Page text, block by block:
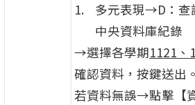
多元表現→D：查
中央資料庫紀錄
→選擇各學期1121 、
確認資料，按鍵送出。
若資料無誤→點擊【